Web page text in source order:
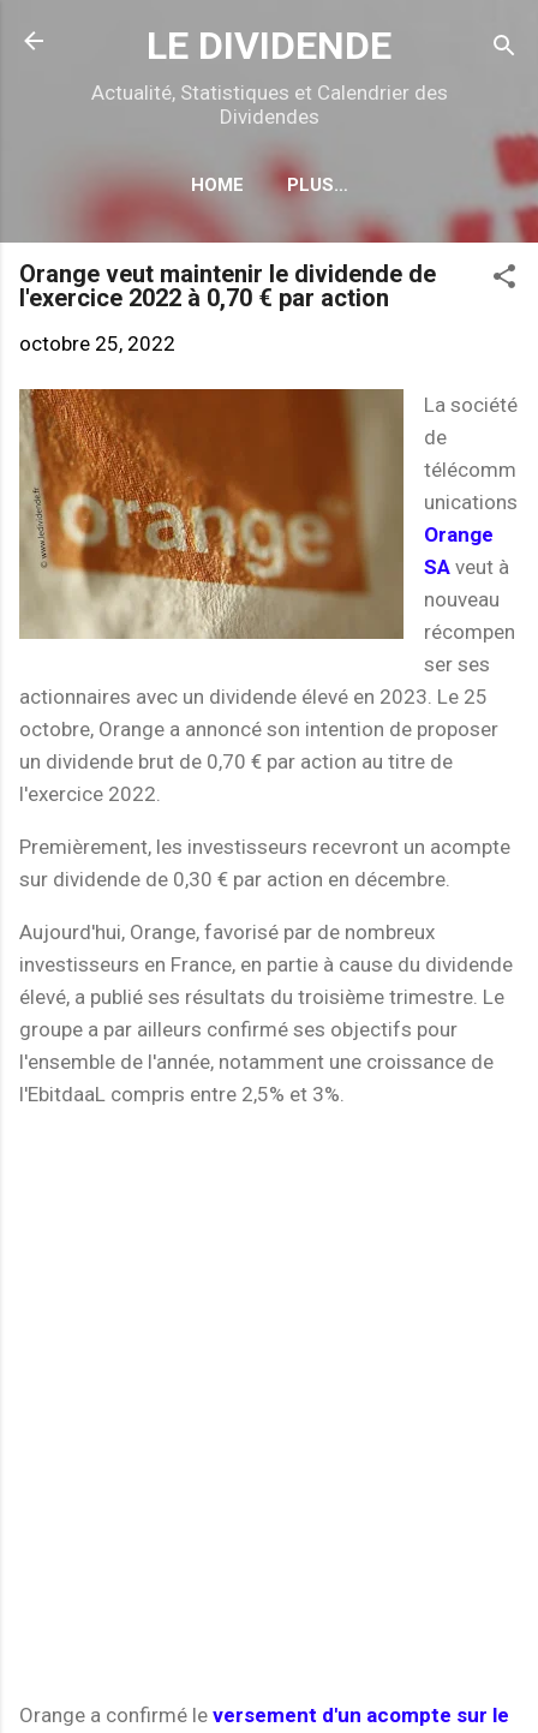
Accéder au contenu principal
LE DIVIDENDE
Actualité, Statistiques et Calendrier des
Dividendes
HOME PLUS…
CALENDRIER DÉTACHEMENTS
Orange veut maintenir le dividende de
l'exercice 2022 à 0,70 € par action
octobre 25, 2022
La société
de
télécomm
unications
Orange
SA veut à
nouveau
récompen
ser ses
actionnaires avec un dividende élevé en 2023. Le 25
octobre, Orange a annoncé son intention de proposer
un dividende brut de 0,70 € par action au titre de
l'exercice 2022.
Premièrement, les investisseurs recevront un acompte
sur dividende de 0,30 € par action en décembre.
Aujourd'hui, Orange, favorisé par de nombreux
investisseurs en France, en partie à cause du dividende
élevé, a publié ses résultats du troisième trimestre. Le
groupe a par ailleurs confirmé ses objectifs pour
l'ensemble de l'année, notamment une croissance de
l'EbitdaaL compris entre 2,5% et 3%.
Orange a confirmé le versement d'un acompte sur le